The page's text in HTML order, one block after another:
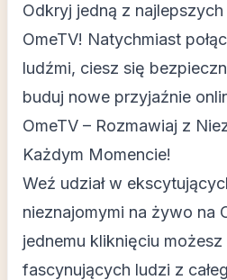
Odkryj jedną z
OmeTV! Natychmiast
ludźmi, ciesz się
buduj nowe przyjaźnie
OmeTV – Rozmawiaj z
Każdym Momencie!
Weź udział w
nieznajomymi na żywo na
jednemu kliknięciu
fascynujących ludzi z